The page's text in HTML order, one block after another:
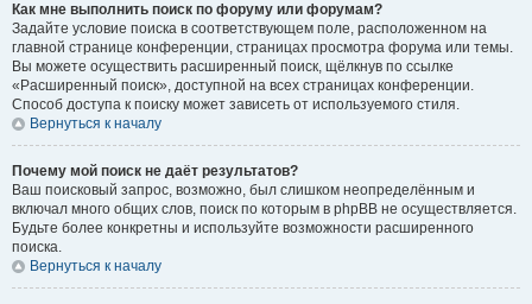
Как мне выполнить поиск по форуму или форумам?
Задайте условие поиска в соответствующем поле, расположенном на
главной странице конференции, страницах просмотра форума или темы.
Вы можете осуществить расширенный поиск, щёлкнув по ссылке
«Расширенный поиск», доступной на всех страницах конференции.
Способ доступа к поиску может зависеть от используемого стиля.
Вернуться к началу
Почему мой поиск не даёт результатов?
Ваш поисковый запрос, возможно, был слишком неопределённым и
включал много общих слов, поиск по которым в phpBB не осуществляется.
Будьте более конкретны и используйте возможности расширенного
поиска.
Вернуться к началу